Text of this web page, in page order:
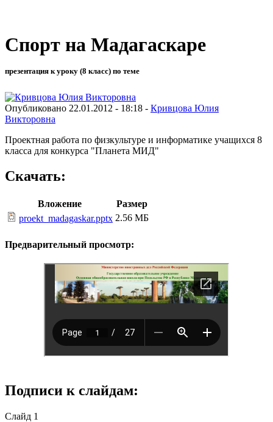
Спорт на Мадагаскаре
презентация к уроку (8 класс) по теме
Опубликовано 22.01.2012 - 18:18 - Кривцова Юлия
Викторовна
Проектная работа по физкультуре и информатике учащихся 8
класса для конкурса "Планета МИД"
Скачать:
Вложение
Размер
proekt_madagaskar.pptx 2.56 МБ
Предварительный просмотр:
Подписи к слайдам:
Слайд 1